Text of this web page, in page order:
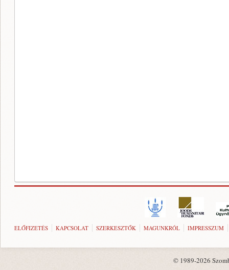
ELŐFIZETÉS KAPCSOLAT SZERKESZTŐK MAGUNKRÓL IMPRESSZUM
© 1989-2026